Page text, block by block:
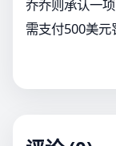
乔乔则承认一
需支付500美元